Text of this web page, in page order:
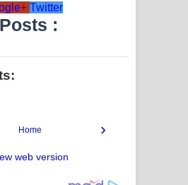
Twitter
:
›
Home
web version